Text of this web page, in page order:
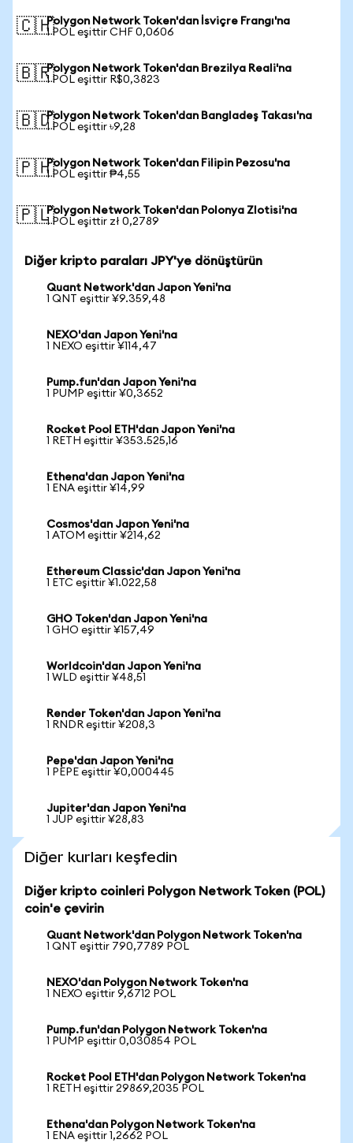
🇨🇭Polygon Network Token'dan İsviçre Frangı'na
1 POL eşittir CHF 0,0606
🇧🇷Polygon Network Token'dan Brezilya Reali'na
1 POL eşittir R$0,3823
🇧🇩Polygon Network Token'dan Bangladeş Takası'na
1 POL eşittir ৳9,28
🇵🇭Polygon Network Token'dan Filipin Pezosu'na
1 POL eşittir ₱4,55
🇵🇱Polygon Network Token'dan Polonya Zlotisi'na
1 POL eşittir zł 0,2789
Diğer kripto paraları JPY'ye dönüştürün
Quant Network'dan Japon Yeni'na
1 QNT eşittir ¥9.359,48
NEXO'dan Japon Yeni'na
1 NEXO eşittir ¥114,47
Pump.fun'dan Japon Yeni'na
1 PUMP eşittir ¥0,3652
Rocket Pool ETH'dan Japon Yeni'na
1 RETH eşittir ¥353.525,16
Ethena'dan Japon Yeni'na
1 ENA eşittir ¥14,99
Cosmos'dan Japon Yeni'na
1 ATOM eşittir ¥214,62
Ethereum Classic'dan Japon Yeni'na
1 ETC eşittir ¥1.022,58
GHO Token'dan Japon Yeni'na
1 GHO eşittir ¥157,49
Worldcoin'dan Japon Yeni'na
1 WLD eşittir ¥48,51
Render Token'dan Japon Yeni'na
1 RNDR eşittir ¥208,3
Pepe'dan Japon Yeni'na
1 PEPE eşittir ¥0,000445
Jupiter'dan Japon Yeni'na
1 JUP eşittir ¥28,83
Diğer kurları keşfedin
Diğer kripto coinleri Polygon Network Token (POL)
coin'e çevirin
Quant Network'dan Polygon Network Token'na
1 QNT eşittir 790,7789 POL
NEXO'dan Polygon Network Token'na
1 NEXO eşittir 9,6712 POL
Pump.fun'dan Polygon Network Token'na
1 PUMP eşittir 0,030854 POL
Rocket Pool ETH'dan Polygon Network Token'na
1 RETH eşittir 29869,2035 POL
Ethena'dan Polygon Network Token'na
1 ENA eşittir 1,2662 POL